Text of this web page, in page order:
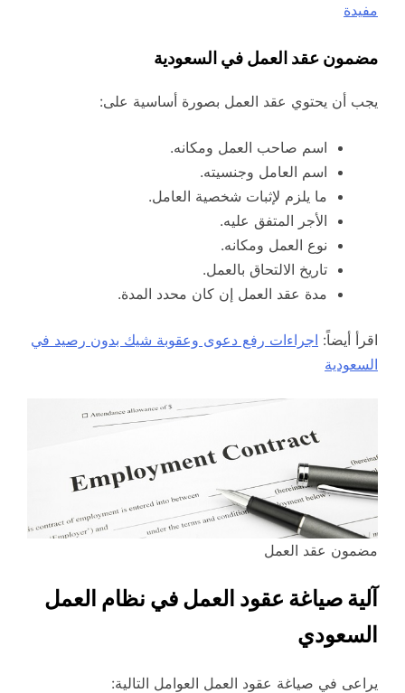
مفيدة
مضمون عقد العمل في السعودية
يجب أن يحتوي عقد العمل بصورة أساسية على:
اسم صاحب العمل ومكانه.
اسم العامل وجنسيته.
ما يلزم لإثبات شخصية العامل.
الأجر المتفق عليه.
نوع العمل ومكانه.
تاريخ الالتحاق بالعمل.
مدة عقد العمل إن كان محدد المدة.
اقرأ أيضاً: اجراءات رفع دعوى وعقوبة شيك بدون رصيد في
السعودية
مضمون عقد العمل
آلية صياغة عقود العمل في نظام العمل
السعودي
يراعى في صياغة عقود العمل العوامل التالية: